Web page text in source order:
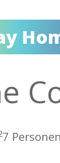
7 Personen